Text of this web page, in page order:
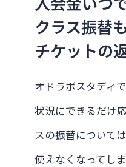
クラス振替
チケットの
オドラボスタディ
状況にできるだけ
スの振替について
使えなくなってし